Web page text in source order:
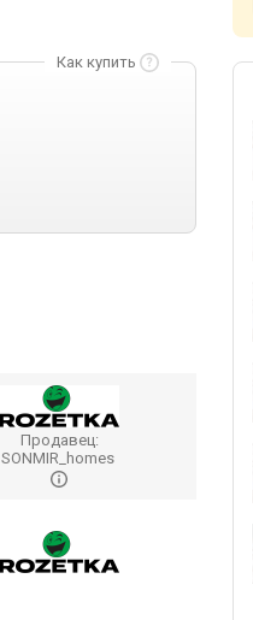
Как купить
Продавец:
SONMIR_homes